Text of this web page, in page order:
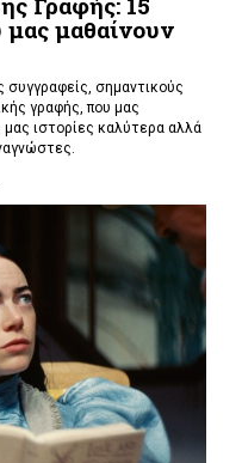
μαθαίνουν
συγγραφείς, σημαντικούς
γραφής, που μας
ιστορίες καλύτερα αλλά